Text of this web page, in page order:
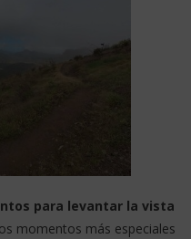
para levantar la vista
momentos más especiales